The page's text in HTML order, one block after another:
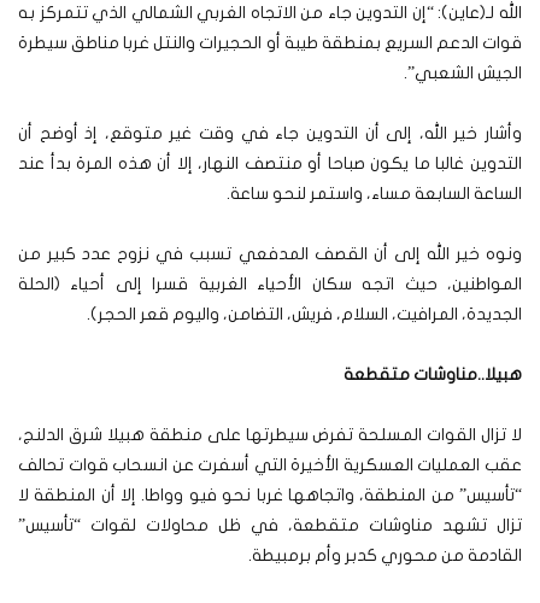
الله لـ(عاين): “إن التدوين جاء من الاتجاه الغربي الشمالي الذي تتمركز به
قوات الدعم السريع بمنطقة طيبة أو الحجيرات والنتل غربا مناطق سيطرة
الجيش الشعبي”.
وأشار خير الله، إلى أن التدوين جاء في وقت غير متوقع، إذ أوضح أن
التدوين غالبا ما يكون صباحا أو منتصف النهار، إلا أن هذه المرة بدأ عند
الساعة السابعة مساء، واستمر لنحو ساعة.
ونوه خير الله إلى أن القصف المدفعي تسبب في نزوح عدد كبير من
المواطنين، حيث اتجه سكان الأحياء الغربية قسرا إلى أحياء (الحلة
الجديدة، المرافيت، السلام، فريش، التضامن، واليوم قعر الحجر).
هبيلا..مناوشات متقطعة
لا تزال القوات المسلحة تفرض سيطرتها على منطقة هبيلا شرق الدلنج،
عقب العمليات العسكرية الأخيرة التي أسفرت عن انسحاب قوات تحالف
“تأسيس” من المنطقة، واتجاهها غربا نحو فيو وواطا. إلا أن المنطقة لا
تزال تشهد مناوشات متقطعة، في ظل محاولات لقوات “تأسيس”
القادمة من محوري كدبر وأم برمبيطة.